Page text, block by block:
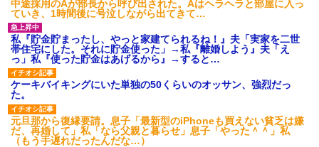
中途採用のAが部長から呼び出された。Aはヘラヘラと部屋に入っ
ていき、1時間後に号泣しながら出てきて…
私『貯金貯まったし、やっと家建てられるね！』夫「実家を二世
帯住宅にした。それに貯金使った」→私『離婚しよう』夫「え
っ」私『使った貯金はあげるから』→すると…
ケーキバイキングにいた単独の50くらいのオッサン、強烈だっ
た。
元旦那から復縁要請。息子「最新型のiPhoneも買えない貧乏は嫌
だ、再婚して」私「なら父親と暮らせ」息子「やった＾＾」私
（もう手遅れだったんだな…）